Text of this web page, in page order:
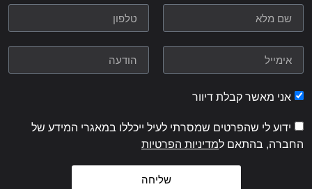
אני מאשר קבלת דיוור
ידוע לי שהפרטים שמסרתי לעיל ייכללו במאגרי המידע של
החברה, בהתאם למדיניות הפרטיות
שליחה